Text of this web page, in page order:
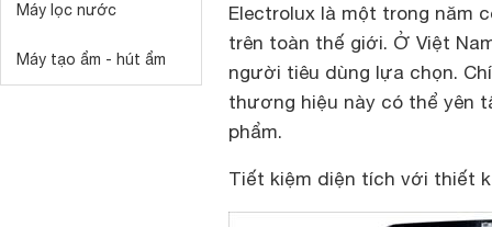
Máy lọc nước
Máy tạo ẩm - hút ẩm
Electrolux là một trong năm
trên toàn thế giới. Ở Việt
người tiêu dùng lựa chọn.
thương hiệu này có thể yên
phẩm.
Tiết kiệm diện tích với thiết